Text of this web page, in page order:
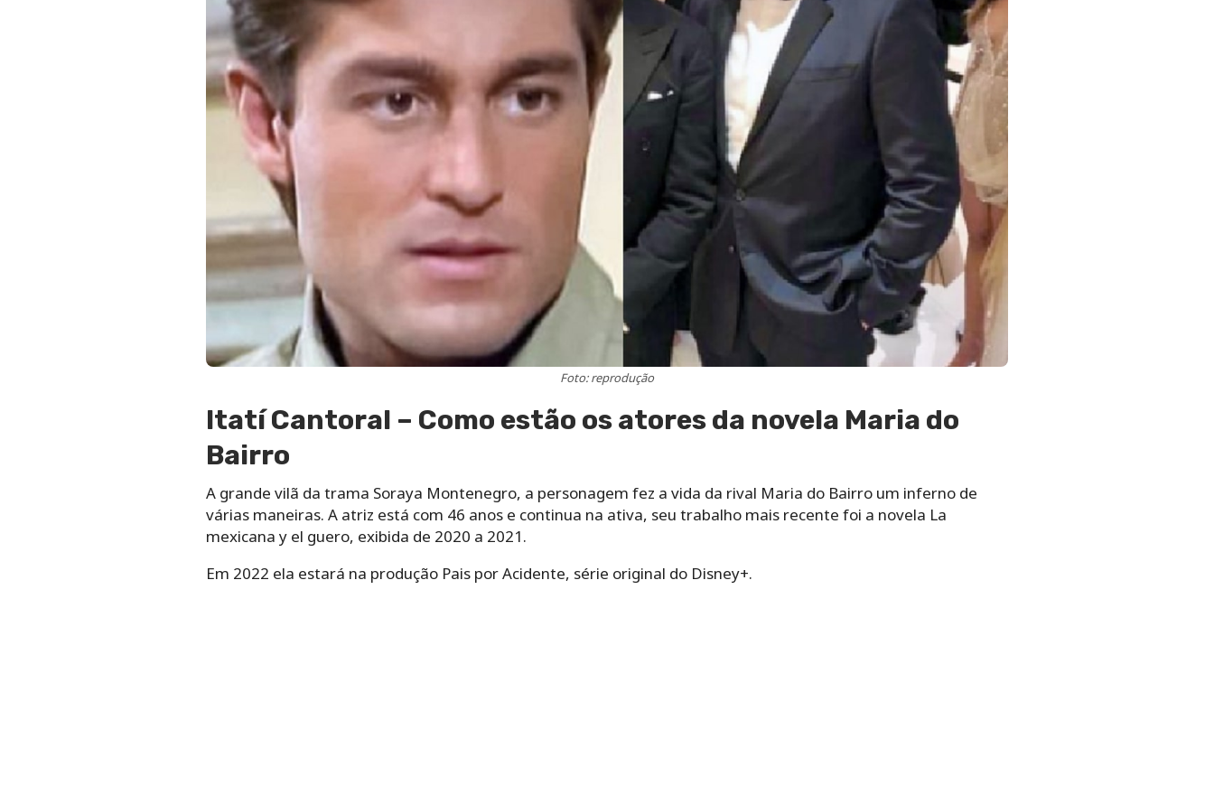
Foto: reprodução
Itatí Cantoral – Como estão os atores da novela Maria do
Bairro
A grande vilã da trama Soraya Montenegro, a personagem fez a vida da rival Maria do Bairro um inferno de
várias maneiras. A atriz está com 46 anos e continua na ativa, seu trabalho mais recente foi a novela La
mexicana y el guero, exibida de 2020 a 2021.
Em 2022 ela estará na produção Pais por Acidente, série original do Disney+.